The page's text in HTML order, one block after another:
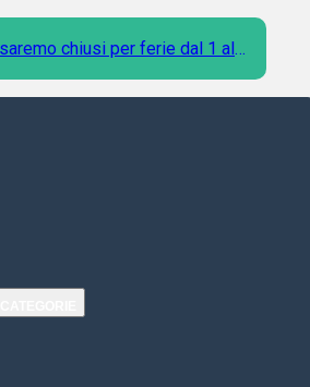
chiusi per ferie dal 1 al 9
Agosto